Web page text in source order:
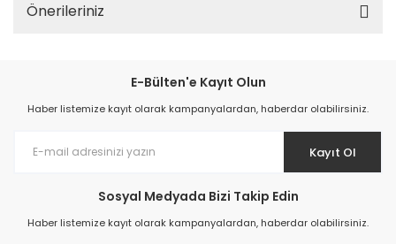
Önerileriniz
E-Bülten'e Kayıt Olun
Haber listemize kayıt olarak kampanyalardan, haberdar olabilirsiniz.
Kayıt Ol
Sosyal Medyada Bizi Takip Edin
Haber listemize kayıt olarak kampanyalardan, haberdar olabilirsiniz.